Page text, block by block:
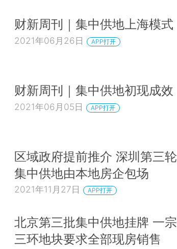
财新周刊｜集中供地上海模式
2021年06月26日 APP打开
财新周刊｜集中供地初现成效
2021年06月05日 APP打开
区域政府提前推介 深圳第三轮
集中供地由本地房企包场
2021年11月27日 APP打开
北京第三批集中供地挂牌 一宗
三环地块要求全部现房销售